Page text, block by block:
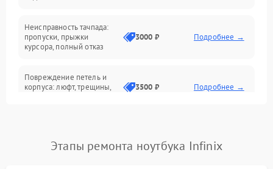
Сеть и интернет
Неисправность тачпада:
пропуски, прыжки
курсора, полный отказ
3000 ₽ Подробнее →
Повреждение петель и
корпуса: люфт, трещины,
3500 ₽ Подробнее →
невозможность зарядки,
2500 ₽ Подробнее →
Этапы ремонта ноутбука Infinix